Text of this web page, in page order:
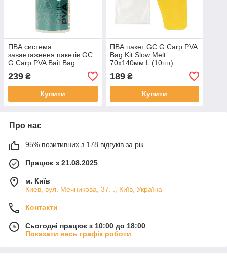
ПВА система
завантаження пакетів GC
G.Carp PVA Bait Bag
System 55 x 110 мм S
(25шт)
239 ₴
Купити
ПВА пакет GC G.Carp PVA
Bag Kit Slow Melt
70x140мм L (10шт)
189₴
Купити
Про нас
95% позитивних з 178 відгуків за рік
Працює з 21.08.2025
м. Київ
Киев, вул. Мечникова, 37. ., Київ, Україна
Контакти
Сьогодні працює з 10:00 до 18:00
Показати весь графік роботи